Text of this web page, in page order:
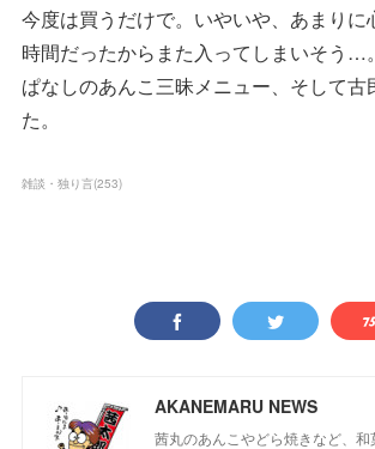
今度は買うだけで。いやいや、あまりに
時間だったからまた入ってしまいそう…
ぱなしのあんこ三昧メニュー、そして古
た。
雑談・独り言(253)
AKANEMARU NEWS
茜丸のあんこやどら焼きなど、